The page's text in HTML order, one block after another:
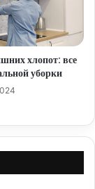
хлопот: все
уборки